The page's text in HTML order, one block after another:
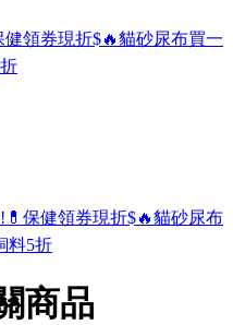
健領券現折$🔥貓砂尿布買一
💊保健領券現折$🔥貓砂尿布
料5折
商品